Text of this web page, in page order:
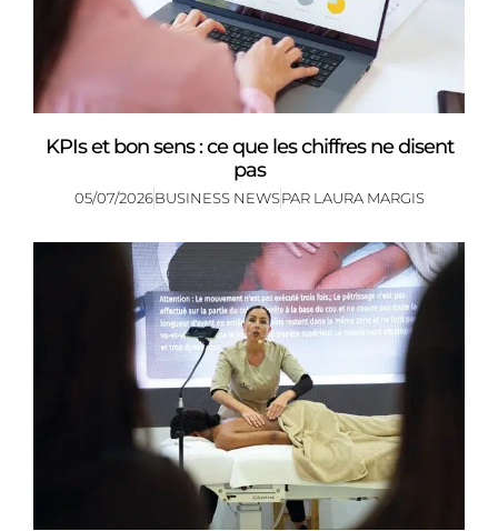
KPIs et bon sens : ce que les chiffres ne disent
pas
05/07/2026BUSINESS NEWSPAR LAURA MARGIS